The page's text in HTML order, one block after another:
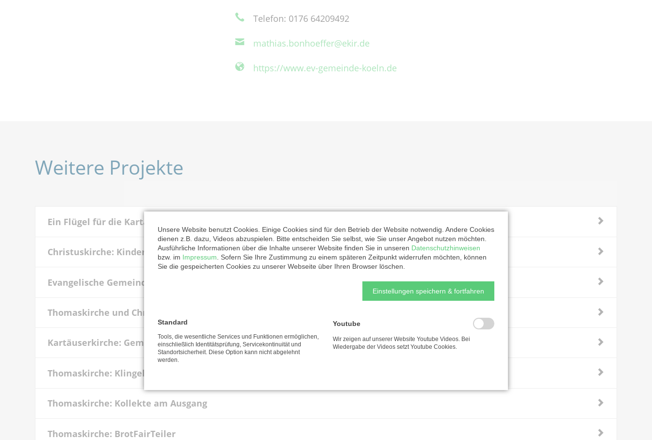
Telefon: 0176 64209492
mathias.bonhoeffer@ekir.de
https://www.ev-gemeinde-koeln.de
Weitere Projekte
Ein Flügel für die Kartäuserkirche
Christuskirche: Kinder-Kirchenmusik
Evangelische Gemeinde Köln: Kirchenasyl und Geflüchtetenarbeit
Thomaskirche und Christuskirche: Gemeindearbeit
Kartäuserkirche: Gemeindearbeit
Thomaskirche: Klingelbeutel-Kollekte
Thomaskirche: Kollekte am Ausgang
Thomaskirche: BrotFairTeiler
Unsere Website benutzt Cookies. Einige Cookies sind für den Betrieb der Website notwendig. Andere Cookies
dienen z.B. dazu, Videos abzuspielen. Bitte entscheiden Sie selbst, wie Sie unser Angebot nutzen möchten.
Ausführliche Informationen über die Inhalte unserer Website finden Sie in unseren Datenschutzhinweisen
bzw. im Impressum . Sofern Sie Ihre Zustimmung zu einem späteren Zeitpunkt widerrufen möchten, können
Sie die gespeicherten Cookies zu unserer Webseite über Ihren Browser löschen.
Einstellungen speichern & fortfahren
Standard
Tools, die wesentliche Services und Funktionen ermöglichen,
einschließlich Identitätsprüfung, Servicekontinuität und
Standortsicherheit. Diese Option kann nicht abgelehnt
werden.
Youtube
Wir zeigen auf unserer Website Youtube Videos. Bei
Wiedergabe der Videos setzt Youtube Cookies.